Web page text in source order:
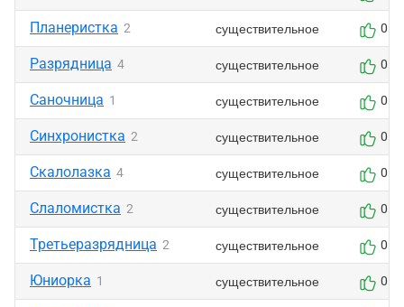
Планеристка 2 существительное 0
Разрядница 4 существительное 0
Саночница 1 существительное 0
Синхронистка 2 существительное 0
Скалолазка 4 существительное 0
Слаломистка 2 существительное 0
Третьеразрядница 2 существительное 0
Юниорка 1 существительное 0